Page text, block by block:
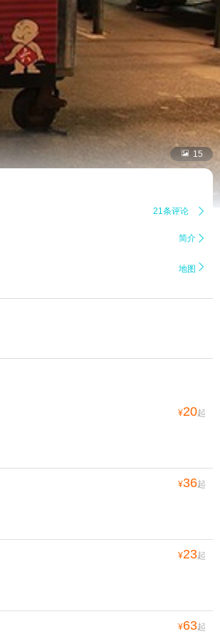
 15
21条评论 
简介 
地图 
¥20起
¥36起
¥23起
¥63起